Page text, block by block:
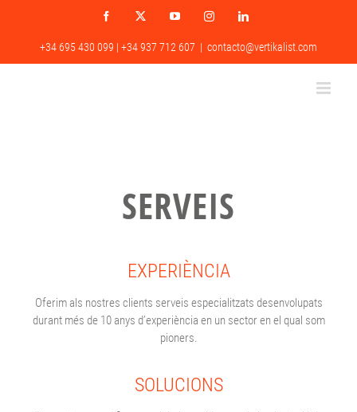
Facebook
X YouTubeInstagramLinkedIn
+34 695 430 099 | +34 937 712 607 | contacto@vertikalist.com
SERVEIS
EXPERIÈNCIA
Oferim als nostres clients serveis especialitzats desenvolupats
durant més de 10 anys d’experiència en un sector en el qual som
pioners.
SOLUCIONS